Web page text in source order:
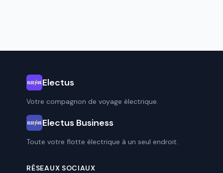
Electus
Votre compagnon de voyage électrique.
Electus Business
Toute votre flotte électrique à un seul endroit.
RÉSEAUX SOCIAUX